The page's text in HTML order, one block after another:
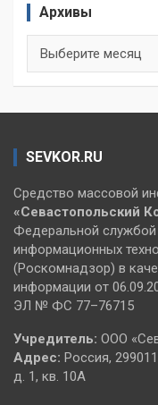
Архивы
SEVKOR.RU
Средство массовой
«Севастопольский
Федеральной службой
информационных
(Роскомнадзор) в
информации от
ЭЛ № ФС 77–76715
Учредитель: ООО
Адрес: Россия,
д. 1, кв. 10А